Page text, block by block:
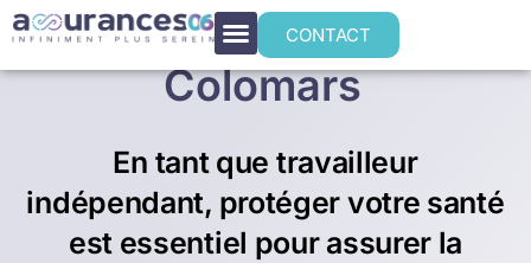
CONTACT
Mutuelle santé TNS
Colomars
En tant que travailleur
indépendant, protéger votre santé
est essentiel pour assurer la